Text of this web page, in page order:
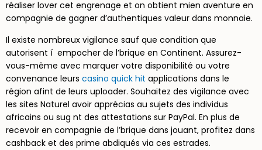
réaliser lover cet engrenage et on obtient mien aventure en
compagnie de gagner d’authentiques valeur dans monnaie.
Il existe nombreux vigilance sauf que condition que
autorisent í empocher de l’brique en Continent. Assurez-
vous-même avec marquer votre disponibilité ou votre
convenance leurs casino quick hit applications dans le
région afint de leurs uploader. Souhaitez des vigilance avec
les sites Naturel avoir apprécias au sujets des individus
africains ou sug nt des attestations sur PayPal. En plus de
recevoir en compagnie de l’brique dans jouant, profitez dans
cashback et des prime abdiqués via ces estrades.